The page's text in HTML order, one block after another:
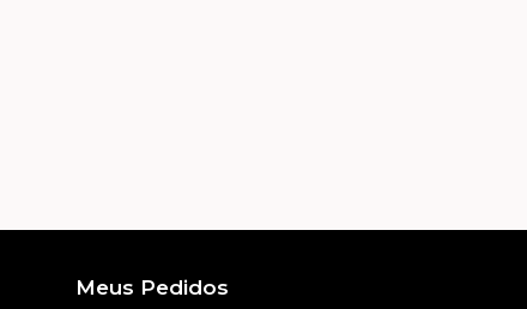
Meus Pedidos